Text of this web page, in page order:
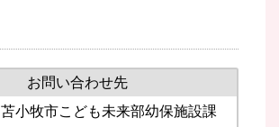
お問い合わせ先
苫小牧市こども未来部幼保施設課